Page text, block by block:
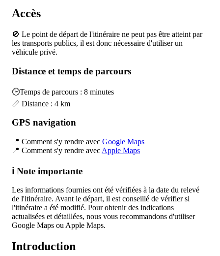
Accès
🚫 Le point de départ de l'itinéraire ne peut pas être atteint par
les transports publics, il est donc nécessaire d'utiliser un
véhicule privé.
Distance et temps de parcours
🕒Temps de parcours : 8 minutes
📏 Distance : 4 km
GPS navigation
📍 Comment s'y rendre avec Google Maps
📍 Comment s'y rendre avec Apple Maps
ℹ️ Note importante
Les informations fournies ont été vérifiées à la date du relevé
de l'itinéraire. Avant le départ, il est conseillé de vérifier si
l'itinéraire a été modifié. Pour obtenir des indications
actualisées et détaillées, nous vous recommandons d'utiliser
Google Maps ou Apple Maps.
Introduction